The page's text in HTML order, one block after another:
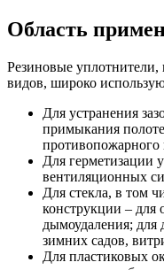
Область
Резиновые
видов, широко
Для устранения
примыкания
противопожарного
Для герметизации
вентиляционных
Для стекла, в том
конструкции – для
дымоудаления; для
зимних садов,
Для пластиковых